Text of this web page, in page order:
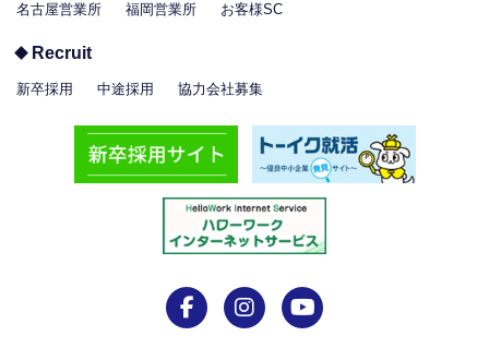
名古屋営業所
福岡営業所 お客様SC
Recruit
新卒採用 中途採用 協力会社募集